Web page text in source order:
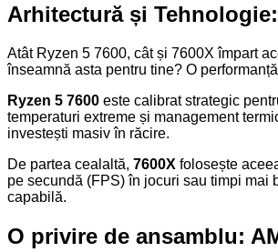
Arhitectură și
Atât Ryzen 5 7600, cât și 7600X împart
înseamnă asta pentru tine? O
Ryzen 5 7600 este calibrat strategic
temperaturi extreme și management
investești masiv în răcire.
De partea cealaltă, 7600X folosește
pe secundă (FPS) în jocuri sau timpi mai
capabilă.
O privire de ansamblu: